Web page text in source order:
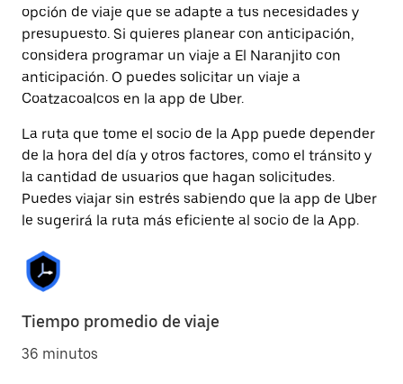
opción de viaje que se adapte a tus necesidades y
presupuesto. Si quieres planear con anticipación,
considera programar un viaje a El Naranjito con
anticipación. O puedes solicitar un viaje a
Coatzacoalcos en la app de Uber.
La ruta que tome el socio de la App puede depender
de la hora del día y otros factores, como el tránsito y
la cantidad de usuarios que hagan solicitudes.
Puedes viajar sin estrés sabiendo que la app de Uber
le sugerirá la ruta más eficiente al socio de la App.
Tiempo promedio de viaje
36 minutos